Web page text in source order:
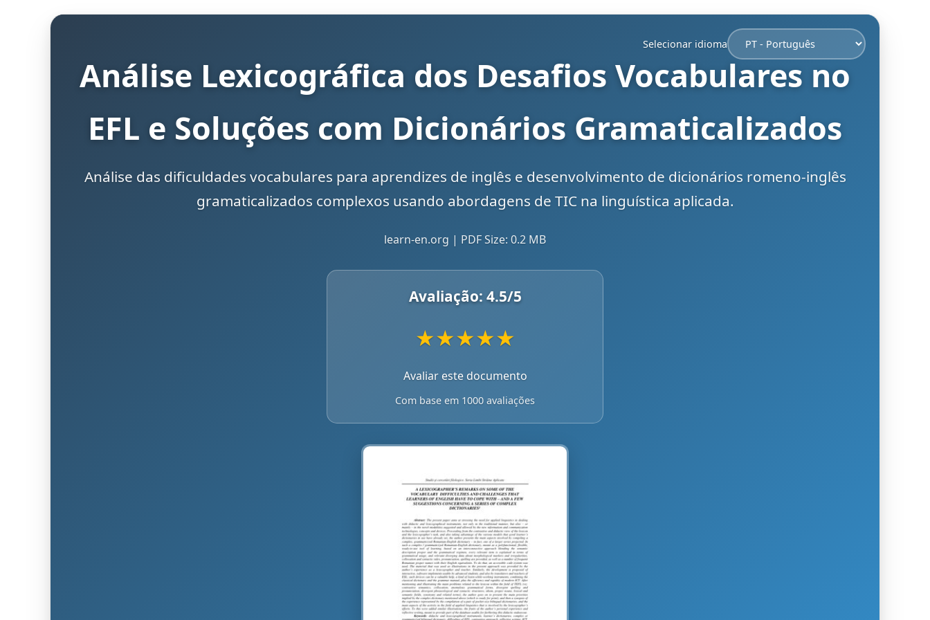
Selecionar idioma
Análise Lexicográfica dos Desafios Vocabulares no
EFL e Soluções com Dicionários Gramaticalizados
Análise das dificuldades vocabulares para aprendizes de inglês e desenvolvimento de dicionários romeno-inglês
gramaticalizados complexos usando abordagens de TIC na linguística aplicada.
learn-en.org | PDF Size: 0.2 MB
Avaliação: 4.5/5
★★★★★
Avaliar este documento
Com base em 1000 avaliações